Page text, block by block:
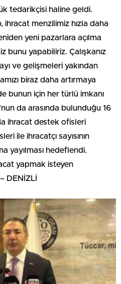
tedarikçisi haline geldi.
menzilimiz hızla daha
yeni pazarlara açılma
bunu yapabiliriz. Çalışkanız
ve gelişmeleri yakından
biraz daha artırmaya
bunun için her türlü imkanı
da arasında bulunduğu 16
ihracat destek ofisleri
ile ihracatçı sayısının
yayılması hedeflendi.
yapmak isteyen
DENİZLİ